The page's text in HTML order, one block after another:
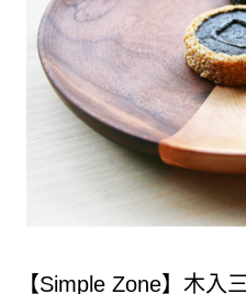
【Simple Zone】木入